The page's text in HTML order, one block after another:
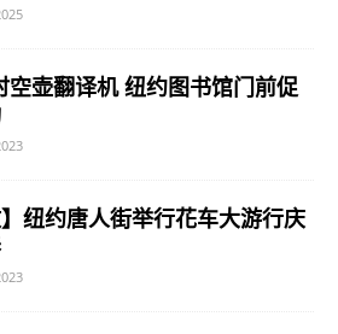
空壶翻译机 纽约图书馆门前促
】纽约唐人街举行花车大游行庆